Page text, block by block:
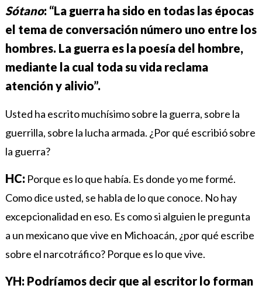
Sótano: “La guerra ha sido en todas las épocas
el tema de conversación número uno entre los
hombres. La guerra es la poesía del hombre,
mediante la cual toda su vida reclama
atención y alivio”.
Usted ha escrito muchísimo sobre la guerra, sobre la
guerrilla, sobre la lucha armada. ¿Por qué escribió sobre
la guerra?
HC: Porque es lo que había. Es donde yo me formé.
Como dice usted, se habla de lo que conoce. No hay
excepcionalidad en eso. Es como si alguien le pregunta
a un mexicano que vive en Michoacán, ¿por qué escribe
sobre el narcotráfico? Porque es lo que vive.
YH: Podríamos decir que al escritor lo forman